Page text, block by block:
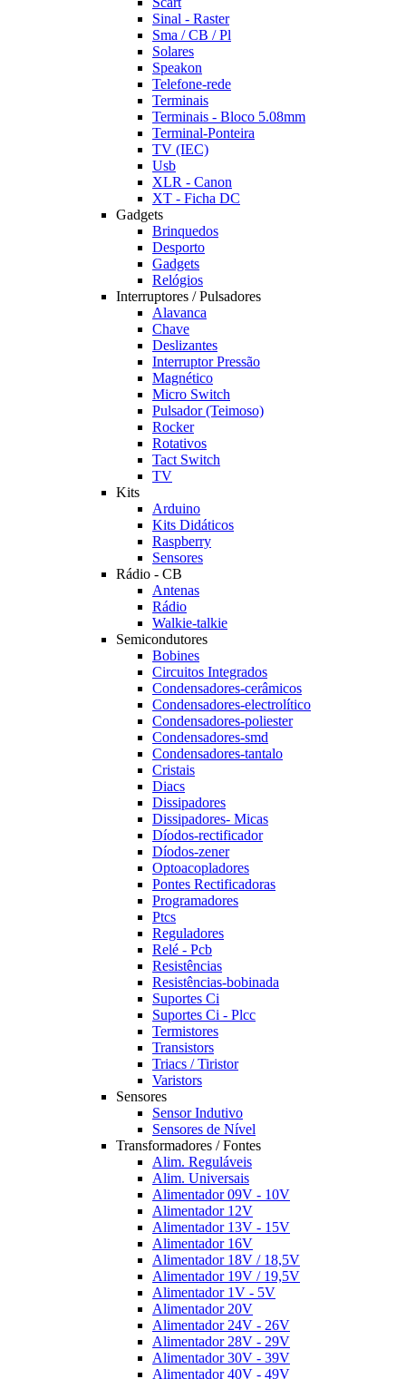
Sinal - Raster
Sma / CB / Pl
Solares
Speakon
Telefone-rede
Terminais
Terminais - Bloco 5.08mm
Terminal-Ponteira
TV (IEC)
Usb
XLR - Canon
XT - Ficha DC
Gadgets
Brinquedos
Desporto
Gadgets
Relógios
Interruptores / Pulsadores
Alavanca
Chave
Deslizantes
Interruptor Pressão
Magnético
Micro Switch
Pulsador (Teimoso)
Rocker
Rotativos
Tact Switch
TV
Kits
Arduino
Kits Didáticos
Raspberry
Sensores
Rádio - CB
Antenas
Rádio
Walkie-talkie
Semicondutores
Bobines
Circuitos Integrados
Condensadores-cerâmicos
Condensadores-electrolítico
Condensadores-poliester
Condensadores-smd
Condensadores-tantalo
Cristais
Diacs
Dissipadores
Dissipadores- Micas
Díodos-rectificador
Díodos-zener
Optoacopladores
Pontes Rectificadoras
Programadores
Ptcs
Reguladores
Relé - Pcb
Resistências
Resistências-bobinada
Suportes Ci
Suportes Ci - Plcc
Termistores
Transistors
Triacs / Tiristor
Varistors
Sensores
Sensor Indutivo
Sensores de Nível
Transformadores / Fontes
Alim. Reguláveis
Alim. Universais
Alimentador 09V - 10V
Alimentador 12V
Alimentador 13V - 15V
Alimentador 16V
Alimentador 18V / 18,5V
Alimentador 19V / 19,5V
Alimentador 1V - 5V
Alimentador 20V
Alimentador 24V - 26V
Alimentador 28V - 29V
Alimentador 30V - 39V
Alimentador 40V - 49V